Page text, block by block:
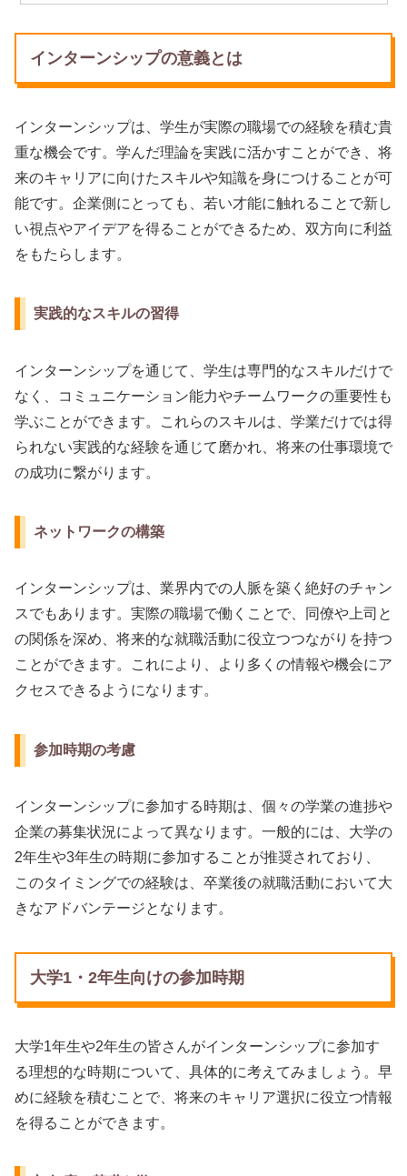
インターンシップの意義とは
インターンシップは、学生が実際の職場での経験を積む貴
重な機会です。学んだ理論を実践に活かすことができ、将
来のキャリアに向けたスキルや知識を身につけることが可
能です。企業側にとっても、若い才能に触れることで新し
い視点やアイデアを得ることができるため、双方向に利益
をもたらします。
実践的なスキルの習得
インターンシップを通じて、学生は専門的なスキルだけで
なく、コミュニケーション能力やチームワークの重要性も
学ぶことができます。これらのスキルは、学業だけでは得
られない実践的な経験を通じて磨かれ、将来の仕事環境で
の成功に繋がります。
ネットワークの構築
インターンシップは、業界内での人脈を築く絶好のチャン
スでもあります。実際の職場で働くことで、同僚や上司と
の関係を深め、将来的な就職活動に役立つつながりを持つ
ことができます。これにより、より多くの情報や機会にア
クセスできるようになります。
参加時期の考慮
インターンシップに参加する時期は、個々の学業の進捗や
企業の募集状況によって異なります。一般的には、大学の
2年生や3年生の時期に参加することが推奨されており、
このタイミングでの経験は、卒業後の就職活動において大
きなアドバンテージとなります。
大学1・2年生向けの参加時期
大学1年生や2年生の皆さんがインターンシップに参加す
る理想的な時期について、具体的に考えてみましょう。早
めに経験を積むことで、将来のキャリア選択に役立つ情報
を得ることができます。